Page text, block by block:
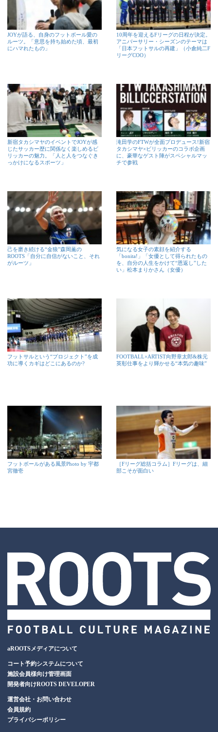
JOYが語る、自身のフットボール愛の
ルーツ。「意思を持ち始めた頃、最初
にハマれたもの」
10周年を迎えるFリーグの日程が決定。
アニバーサリー・シーズンのテーマは
「日本フットサルの再建」（小倉純二F
リーグCOO）
新宿タカシマヤのイベントでJOYが感
じたサッカー歴に関係なく楽しめるビ
リッカーの魅力。「人と人をつなぐき
っかけになるスポーツ」
滝田学のFTWが全面プロデュース!新宿
タカシマヤ×ビリッカーのコラボ企画
に、豪華なゲスト陣がスペシャルマッ
チで参戦
己を磨き続ける“金狼”森岡薫の
ROOTS「自分に自信がないこと、それ
がルーツ」
気になる女子の素顔を紹介する
「bonita!」「女優として得られたもの
を、自分の人生をかけて“恩返し”した
い」松本まりかさん（女優）
フットサルという“プロジェクト”を成
功に導くカギはどこにあるのか?
FOOTBALL×ARTIST向野章太郎&株元
英彰仕事をより輝かせる“本気の趣味”
フットボールがある風景Photo by 宇都
宮徹壱
［Fリーグ総括コラム］Fリーグは、細
部こそが面白い
aROOTSメディアについて
コート予約システムについて
施設会員様向け管理画面
開発者向けROOTS DEVELOPER
運営会社・お問い合わせ
会員規約
プライバシーポリシー